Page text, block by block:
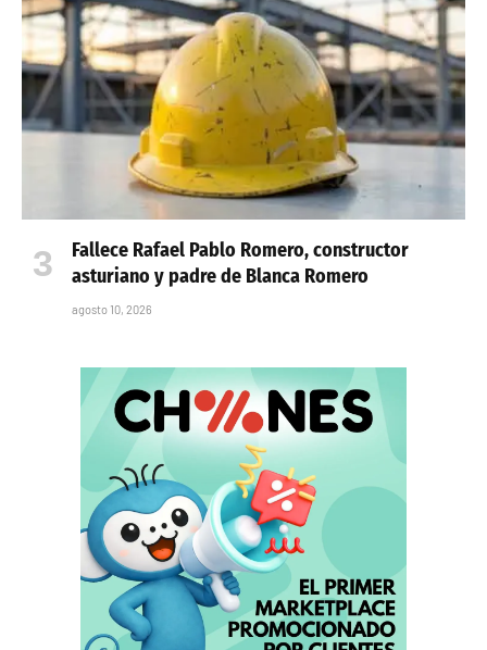
Fallece Rafael Pablo Romero, constructor
asturiano y padre de Blanca Romero
agosto 10, 2026